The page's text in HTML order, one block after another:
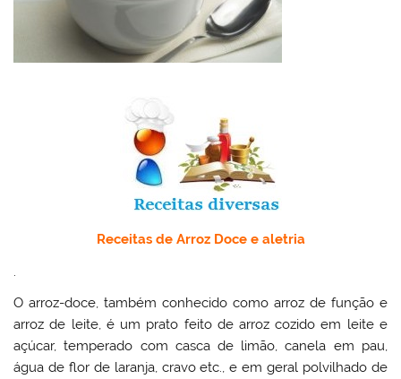
Receitas de Arroz Doce e aletria
.
O arroz-doce, também conhecido como arroz de função e
arroz de leite, é um prato feito de arroz cozido em leite e
açúcar, temperado com casca de limão, canela em pau,
água de flor de laranja, cravo etc., e em geral polvilhado de